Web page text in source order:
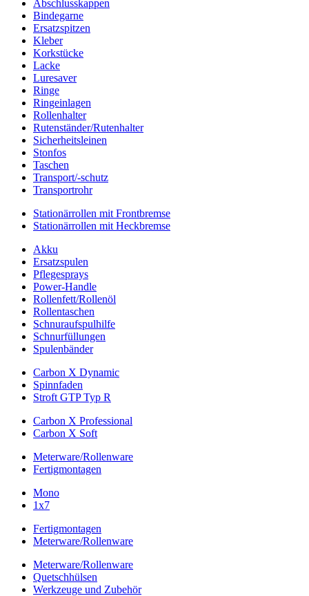
Abschlusskappen
Bindegarne
Ersatzspitzen
Kleber
Korkstücke
Lacke
Luresaver
Ringe
Ringeinlagen
Rollenhalter
Rutenständer/Rutenhalter
Sicherheitsleinen
Stonfos
Taschen
Transport/-schutz
Transportrohr
Stationärrollen mit Frontbremse
Stationärrollen mit Heckbremse
Akku
Ersatzspulen
Pflegesprays
Power-Handle
Rollenfett/Rollenöl
Rollentaschen
Schnuraufspulhilfe
Schnurfüllungen
Spulenbänder
Carbon X Dynamic
Spinnfaden
Stroft GTP Typ R
Carbon X Professional
Carbon X Soft
Meterware/Rollenware
Fertigmontagen
Mono
1x7
Fertigmontagen
Meterware/Rollenware
Meterware/Rollenware
Quetschhülsen
Werkzeuge und Zubehör